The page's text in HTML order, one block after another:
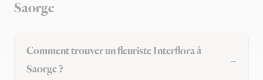
Saorge
Comment trouver un fleuriste Interflora à
Saorge ?